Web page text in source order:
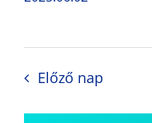
Előző nap